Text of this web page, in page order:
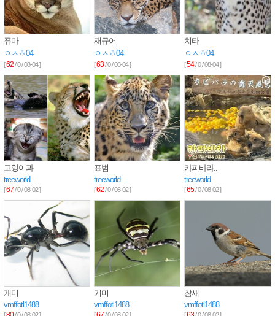
퓨마
ㅇㅅㅎ04
[62/ 0 / 08-04 ]
재규어
ㅇㅅㅎ04
[63/ 0 / 08-04 ]
치타
ㅇㅅㅎ04
[54/ 0 / 08-04 ]
고양이과
treeworld
[67/ 0 / 08-02 ]
표범
treeworld
[62/ 0 / 08-02 ]
카피바라..
treeworld
[65/ 0 / 08-02 ]
개미
vmffotl1488
거미
vmffotl1488
참새
vmffotl1488